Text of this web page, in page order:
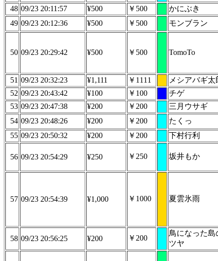
48 09/23 20:11:57 ¥500 ￥500
かにぶき
49 09/23 20:12:36 ¥500 ￥500 モンブラン
50 09/23 20:29:42 ¥500 ￥500 TomoTo
51 09/23 20:32:23 ¥1,111 ￥1111
メシアバギ太
52 09/23 20:43:42 ¥100 ￥100
チゲ
53 09/23 20:47:38 ¥200 ￥200
三月ウサギ
54 09/23 20:48:26 ¥200 ￥200
たくっ
55 09/23 20:50:32 ¥200 ￥200 下村行利
56 09/23 20:54:29 ¥250 ￥250 坂井もか
57 09/23 20:54:39 ¥1,000 ￥1000 夏雲氷雨
58 09/23 20:56:25 ¥200 ￥200
鳥になった島
ツヤ